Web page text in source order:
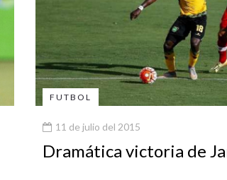
FUTBOL
11 de julio del 2015
Dramática victoria de